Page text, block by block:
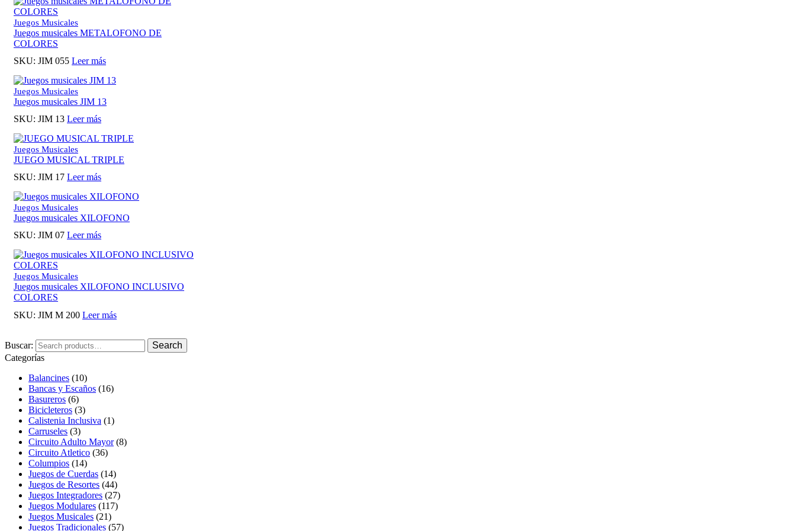
Juegos Musicales
Juegos musicales METALOFONO DE
COLORES
SKU: JIM 055 Leer más
Juegos Musicales
Juegos musicales JIM 13
SKU: JIM 13 Leer más
Juegos Musicales
JUEGO MUSICAL TRIPLE
SKU: JIM 17 Leer más
Juegos Musicales
Juegos musicales XILOFONO
SKU: JIM 07 Leer más
Juegos Musicales
Juegos musicales XILOFONO INCLUSIVO
COLORES
SKU: JIM M 200 Leer más
Buscar:
Search
Categorías
Balancines (10)
Bancas y Escaños (16)
Basureros (6)
Bicicleteros (3)
Calistenia Inclusiva (1)
Carruseles (3)
Circuito Adulto Mayor (8)
Circuito Atletico (36)
Columpios (14)
Juegos de Cuerdas (14)
Juegos de Resortes (44)
Juegos Integradores (27)
Juegos Modulares (117)
Juegos Musicales (21)
Juegos Tradicionales (57)